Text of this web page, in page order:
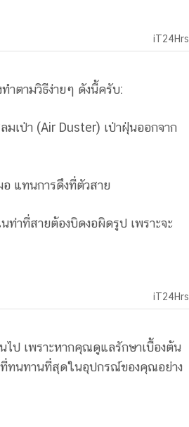
iT24Hrs
ตามวิธีง่ายๆ ดังนี้ครับ:
เป่า (Air Duster) เป่าฝุ่นออกจาก
แทนการดึงที่ตัวสาย
าที่สายต้องบิดงอผิดรูป เพราะจะ
iT24Hrs
ไป เพราะหากคุณดูแลรักษาเบื้องต้น
ที่ทนทานที่สุดในอุปกรณ์ของคุณอย่าง